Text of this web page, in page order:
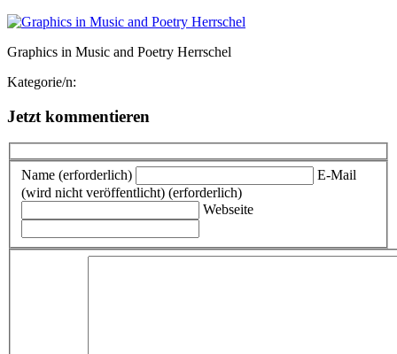
Graphics in Music and Poetry Herrschel
Kategorie/n:
Jetzt kommentieren
Name (erforderlich)
E-Mail
(wird nicht veröffentlicht) (erforderlich)
Webseite